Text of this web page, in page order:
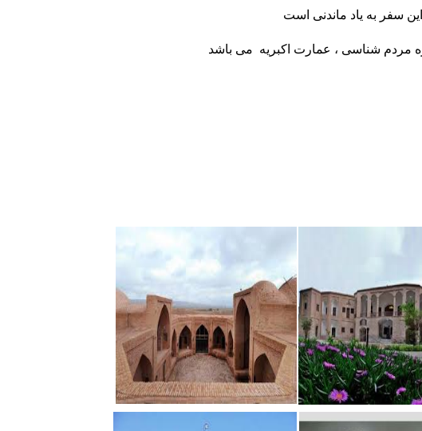
سفر به یاد ماندنی است
مردم شناسی ، عمارت اکبریه می باشد